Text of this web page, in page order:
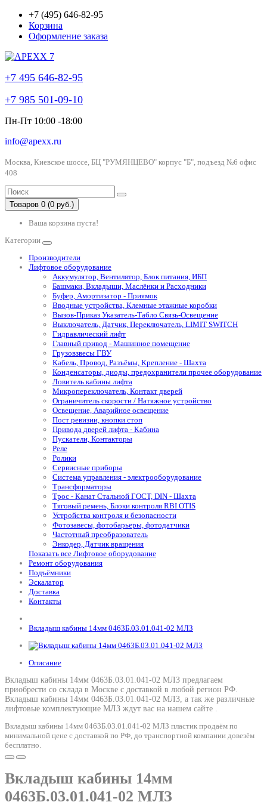
+7 (495) 646-82-95
Корзина
Оформление заказа
+7 495 646-82-95
+7 985 501-09-10
Пн-Пт 10:00 -18:00
info@apexx.ru
Москва, Киевское шоссе, БЦ "РУМЯНЦЕВО" корпус "Б", подъезд №6 офис
408
Товаров 0 (0 руб.)
Ваша корзина пуста!
Категории
Производители
Лифтовое оборудование
Аккумулятор, Вентилятор, Блок питания, ИБП
Башмаки, Вкладыши, Маслёнки и Расходники
Буфер, Амортизатор - Приямок
Вводные устройства, Клемные этажные коробки
Вызов-Приказ Указатель-Табло Связь-Освещение
Выключатель, Датчик, Переключатель, LIMIT SWITCH
Гидравлический лифт
Главный привод - Машинное помещение
Грузовзвесы ГВУ
Кабель, Провод, Разъёмы, Крепление - Шахта
Конденсаторы, диоды, предохранители прочее оборудование
Ловитель кабины лифта
Микропереключатель, Контакт дверей
Ограничитель скорости / Натяжное устройство
Освещение, Аварийное освещение
Пост ревизии, кнопки стоп
Привода дверей лифта - Кабина
Пускатели, Контакторы
Реле
Ролики
Сервисные приборы
Система управления - электрооборудование
Трансформаторы
Трос - Канат Стальной ГОСТ, DIN - Шахта
Тяговый ремень, Блоки контроля RBI OTIS
Устройства контроля и безопасности
Фотозавесы, фотобарьеры, фотодатчики
Частотный преобразователь
Энкодер, Датчик вращения
Показать все Лифтовое оборудование
Ремонт оборудования
Подъёмники
Эскалатор
Доставка
Контакты
Вкладыш кабины 14мм 0463Б.03.01.041-02 МЛЗ
Описание
Вкладыш кабины 14мм 0463Б.03.01.041-02 МЛЗ предлагаем
приобрести со склада в Москве с доставкой в любой регион РФ.
Вкладыш кабины 14мм 0463Б.03.01.041-02 МЛЗ, а так же различные
лифтовые комплектующие МЛЗ ждут вас на нашем сайте .
Вкладыш кабины 14мм 0463Б.03.01.041-02 МЛЗ пластик продаём по
минимальной цене с доставкой по РФ, до транспортной компании довезём
бесплатно.
Вкладыш кабины 14мм
0463Б.03.01.041-02 МЛЗ